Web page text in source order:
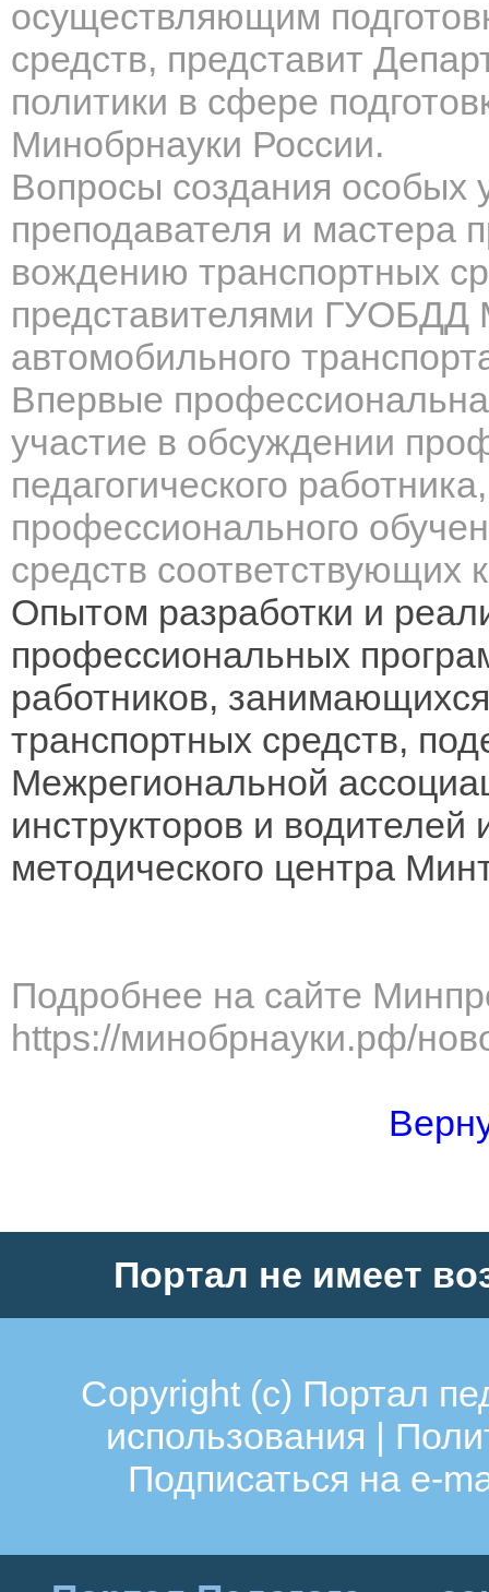
осуществляющим
средств, представит
политики в сфере
Минобрнауки России.
Вопросы создания особых
преподавателя и мастера
вождению транспортных
представителями ГУОБДД
автомобильного
Впервые
участие в обсуждении
педагогического
профессионального
средств соответствующих
Опытом разработки и
профессиональных
работников,
транспортных средств,
Межрегиональной
инструкторов и водителей
методического центра
Подробнее на сайте
https://минобрнауки.рф/
Портал не имеет
Copyright (c) Портал
использования |
Подписаться на e-